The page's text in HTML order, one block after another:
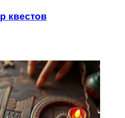
квестов